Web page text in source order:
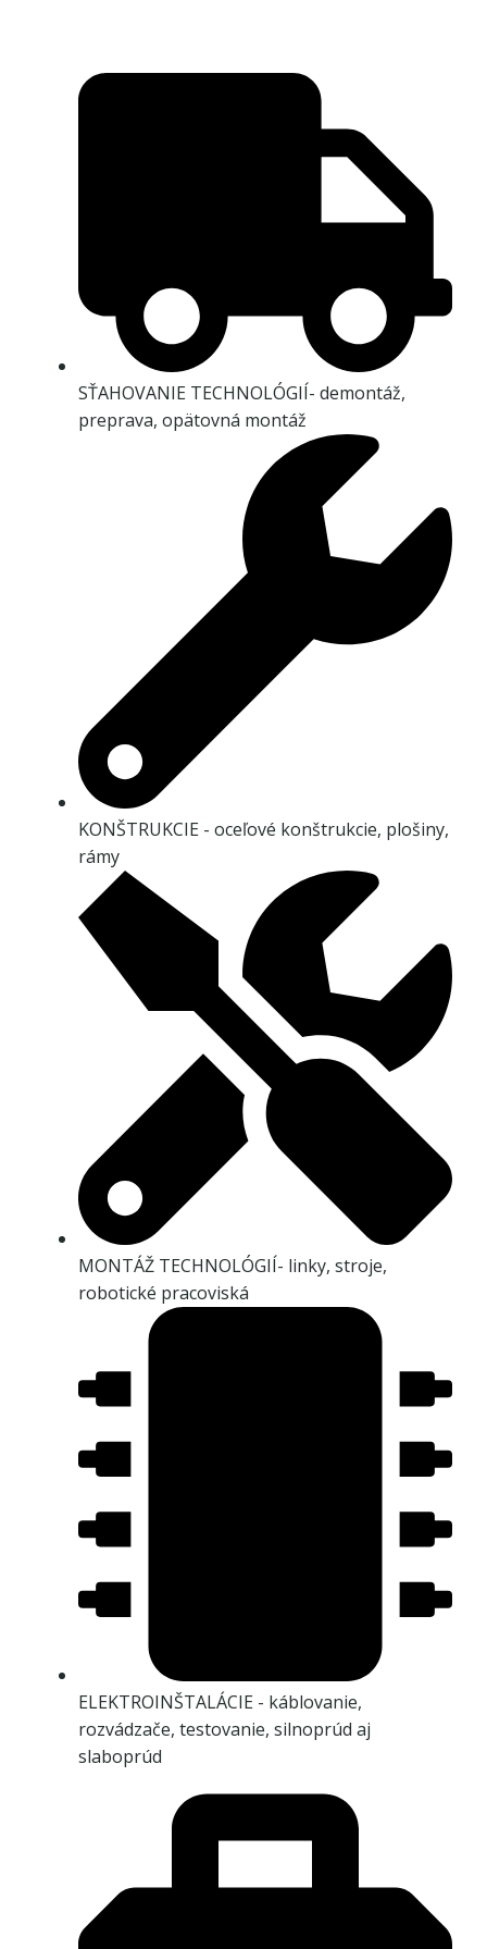
SŤAHOVANIE TECHNOLÓGIÍ- demontáž,
preprava, opätovná montáž
KONŠTRUKCIE - oceľové konštrukcie, plošiny,
rámy
MONTÁŽ TECHNOLÓGIÍ- linky, stroje,
robotické pracoviská
ELEKTROINŠTALÁCIE - káblovanie,
rozvádzače, testovanie, silnoprúd aj
slaboprúd